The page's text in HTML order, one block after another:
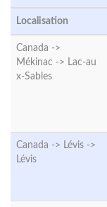
Localisation
Canada ->
Mékinac -> Lac-au
x-Sables
Canada -> Lévis ->
Lévis